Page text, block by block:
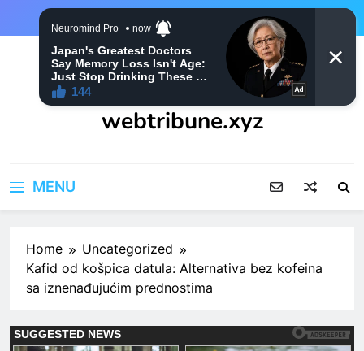
webtribune.xyz
MENU
Home
Uncategorized
Kafid od košpica datula: Alternativa bez kofeina
sa iznenađujućim prednostima